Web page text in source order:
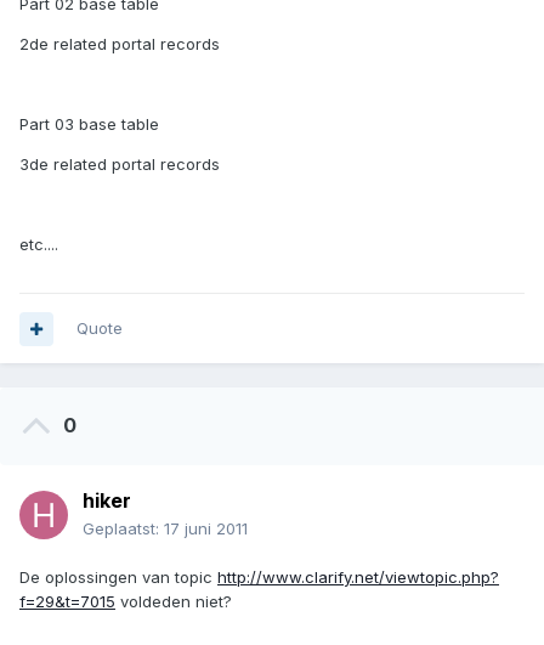
Part 02 base table
2de related portal records
Part 03 base table
3de related portal records
etc....
Quote
0
hiker
Geplaatst: 17 juni 2011
De oplossingen van topic http://www.clarify.net/viewtopic.php?
f=29&t=7015 voldeden niet?